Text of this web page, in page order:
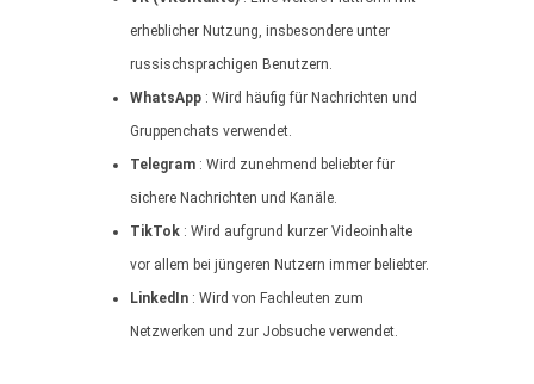
erheblicher Nutzung, insbesondere unter
russischsprachigen Benutzern.
WhatsApp : Wird häufig für Nachrichten und
Gruppenchats verwendet.
Telegram : Wird zunehmend beliebter für
sichere Nachrichten und Kanäle.
TikTok : Wird aufgrund kurzer Videoinhalte
vor allem bei jüngeren Nutzern immer beliebter.
LinkedIn : Wird von Fachleuten zum
Netzwerken und zur Jobsuche verwendet.